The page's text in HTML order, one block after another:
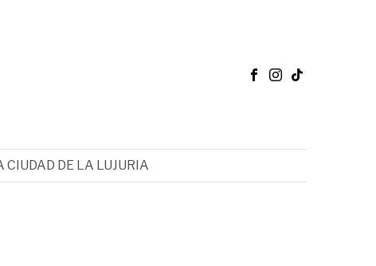
CIUDAD DE LA LUJURIA